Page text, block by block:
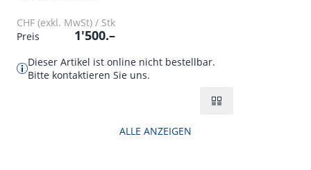
CHF (exkl. MwSt) / Stk
Preis
1'500.–
Dieser Artikel ist online nicht bestellbar.
Bitte kontaktieren Sie uns.
ALLE ANZEIGEN